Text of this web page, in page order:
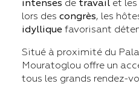
intenses de travail et
lors des congrès, les
idyllique favorisant
Situé à proximité du
Mouratoglou offre un
tous les grands rendez-